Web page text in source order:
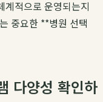
계적으로 운영되는지
중요한 **병원 선택
다양성 확인하